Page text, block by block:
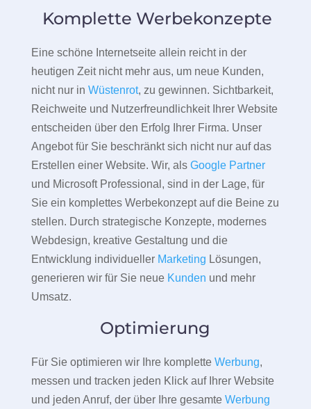
Komplette Werbekonzepte
Eine schöne Internetseite allein reicht in der
heutigen Zeit nicht mehr aus, um neue Kunden,
nicht nur in Wüstenrot, zu gewinnen. Sichtbarkeit,
Reichweite und Nutzerfreundlichkeit Ihrer Website
entscheiden über den Erfolg Ihrer Firma. Unser
Angebot für Sie beschränkt sich nicht nur auf das
Erstellen einer Website. Wir, als Google Partner
und Microsoft Professional, sind in der Lage, für
Sie ein komplettes Werbekonzept auf die Beine zu
stellen. Durch strategische Konzepte, modernes
Webdesign, kreative Gestaltung und die
Entwicklung individueller Marketing Lösungen,
generieren wir für Sie neue Kunden und mehr
Umsatz.
Optimierung
Für Sie optimieren wir Ihre komplette Werbung,
messen und tracken jeden Klick auf Ihrer Website
und jeden Anruf, der über Ihre gesamte Werbung